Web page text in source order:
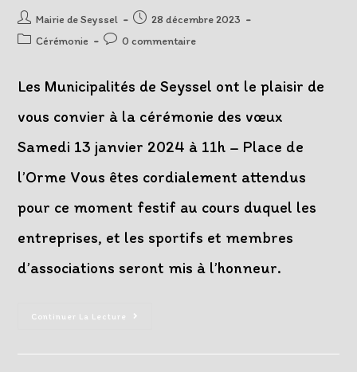
Auteur/autrice
de
Mairie de Seyssel
Post28 décembre 2023
PostCérémonie
Post0 commentaire
Les Municipalités de Seyssel ont le plaisir de
vous convier à la cérémonie des vœux
Samedi 13 janvier 2024 à 11h – Place de
l’Orme Vous êtes cordialement attendus
pour ce moment festif au cours duquel les
entreprises, et les sportifs et membres
d’associations seront mis à l’honneur.
Continuer La Lecture
Cérémonie